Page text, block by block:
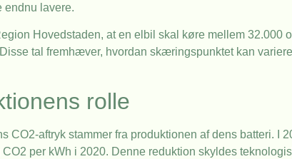
lavere.
Hovedstaden, at en elbil skal køre mellem
tal fremhæver, hvordan skæringspunktet kan
rolle
CO2-aftryk stammer fra produktionen af dens batteri. I
CO2 per kWh i 2020. Denne reduktion skyldes